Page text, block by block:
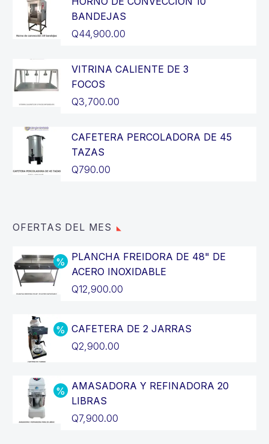
BANDEJAS
Q44,900.00
VITRINA CALIENTE DE 3
FOCOS
Q3,700.00
CAFETERA PERCOLADORA DE 45
TAZAS
Q790.00
OFERTAS DEL MES
PLANCHA FREIDORA DE 48" DE
ACERO INOXIDABLE
El
original
era:
Q12,900.00
precio
actual
CAFETERA DE 2 JARRAS
El
original
era:
Q3,200.00.
Q2,900.00
precio
actual
es:
AMASADORA Y REFINADORA 20
LIBRAS
El
Q7,900.00